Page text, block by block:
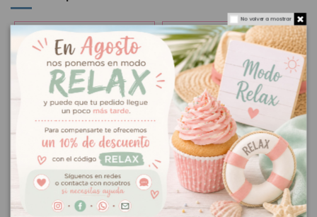
Kit Cortadores 8,95 € Papel de azúcar 6,50 €
No volver a mostrar